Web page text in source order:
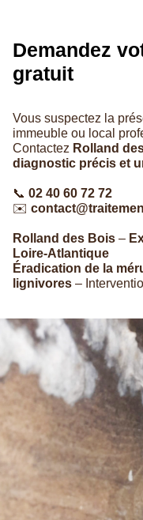
Demandez
gratuit
Vous suspectez la
immeuble ou local
Contactez Rolland
diagnostic précis et
📞 02 40 60 72 72
✉️
Rolland des Bois –
Loire-Atlantique
Éradication de la
lignivores –